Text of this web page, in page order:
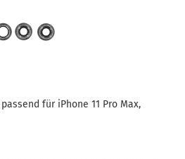
für iPho­ne 11 Pro Max,